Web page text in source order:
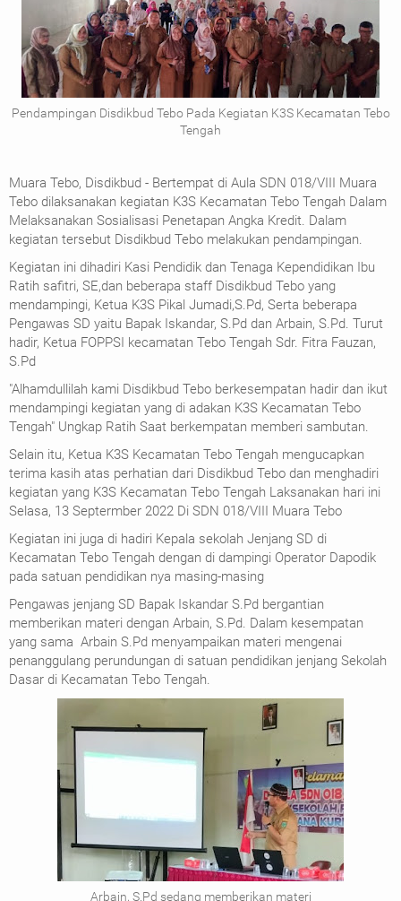
Pendampingan Disdikbud Tebo Pada Kegiatan K3S Kecamatan Tebo
Tengah
Muara Tebo, Disdikbud - Bertempat di Aula SDN 018/VIII Muara
Tebo dilaksanakan kegiatan K3S Kecamatan Tebo Tengah Dalam
Melaksanakan Sosialisasi Penetapan Angka Kredit. Dalam
kegiatan tersebut Disdikbud Tebo melakukan pendampingan.
Kegiatan ini dihadiri Kasi Pendidik dan Tenaga Kependidikan Ibu
Ratih safitri, SE,dan beberapa staff Disdikbud Tebo yang
mendampingi, Ketua K3S Pikal Jumadi,S.Pd, Serta beberapa
Pengawas SD yaitu Bapak Iskandar, S.Pd dan Arbain, S.Pd. Turut
hadir, Ketua FOPPSI kecamatan Tebo Tengah Sdr. Fitra Fauzan,
S.Pd
"Alhamdullilah kami Disdikbud Tebo berkesempatan hadir dan ikut
mendampingi kegiatan yang di adakan K3S Kecamatan Tebo
Tengah" Ungkap Ratih Saat berkempatan memberi sambutan.
Selain itu, Ketua K3S Kecamatan Tebo Tengah mengucapkan
terima kasih atas perhatian dari Disdikbud Tebo dan menghadiri
kegiatan yang K3S Kecamatan Tebo Tengah Laksanakan hari ini
Selasa, 13 Septermber 2022 Di SDN 018/VIII Muara Tebo
Kegiatan ini juga di hadiri Kepala sekolah Jenjang SD di
Kecamatan Tebo Tengah dengan di dampingi Operator Dapodik
pada satuan pendidikan nya masing-masing
Pengawas jenjang SD Bapak Iskandar S.Pd bergantian
memberikan materi dengan Arbain, S.Pd. Dalam kesempatan
yang sama Arbain S.Pd menyampaikan materi mengenai
penanggulang perundungan di satuan pendidikan jenjang Sekolah
Dasar di Kecamatan Tebo Tengah.
Arbain, S.Pd sedang memberikan materi